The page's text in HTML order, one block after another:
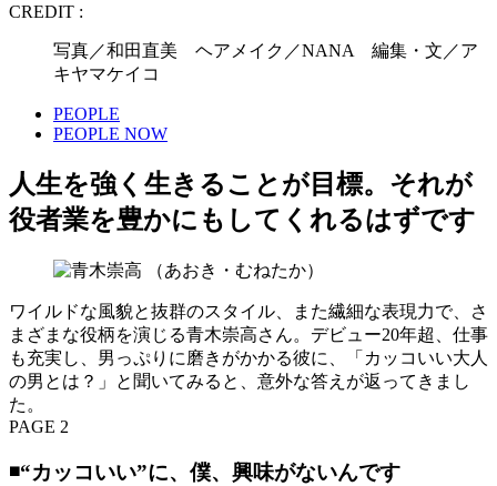
CREDIT :
写真／和田直美 ヘアメイク／NANA 編集・文／ア
キヤマケイコ
PEOPLE
PEOPLE NOW
人生を強く生きることが目標。それが
役者業を豊かにもしてくれるはずです
ワイルドな風貌と抜群のスタイル、また繊細な表現力で、さ
まざまな役柄を演じる青木崇高さん。デビュー20年超、仕事
も充実し、男っぷりに磨きがかかる彼に、「カッコいい大人
の男とは？」と聞いてみると、意外な答えが返ってきまし
た。
PAGE 2
◾️“カッコいい”に、僕、興味がないんです